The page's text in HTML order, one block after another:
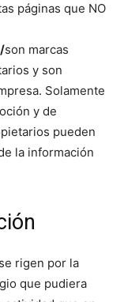
páginas que NO
son marcas
y son
Solamente
y de
pueden
la información
rigen por la
que pudiera